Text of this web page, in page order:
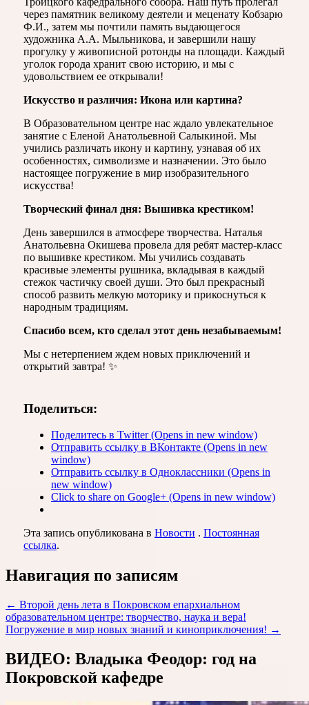
через памятник великому деятели и меценату Кобзарю
Ф.И., затем мы почтили память выдающегося
художника А.А. Мыльникова, и завершили нашу
прогулку у живописной ротонды на площади. Каждый
уголок города хранит свою историю, и мы с
удовольствием ее открывали!
Искусство и различия: Икона или картина?
В Образовательном центре нас ждало увлекательное
занятие с Еленой Анатольевной Салыкиной. Мы
учились различать икону и картину, узнавая об их
особенностях, символизме и назначении. Это было
настоящее погружение в мир изобразительного
искусства!
Творческий финал дня: Вышивка крестиком!
День завершился в атмосфере творчества. Наталья
Анатольевна Окишева провела для ребят мастер-класс
по вышивке крестиком. Мы учились создавать
красивые элементы рушника, вкладывая в каждый
стежок частичку своей души. Это был прекрасный
способ развить мелкую моторику и прикоснуться к
народным традициям.
Спасибо всем, кто сделал этот день незабываемым!
Мы с нетерпением ждем новых приключений и
открытий завтра! ✨
Поделиться:
Поделитесь в Twitter (Opens in new window)
Отправить ссылку в ВКонтакте (Opens in new
window)
Отправить ссылку в Одноклассники (Opens in
new window)
Click to share on Google+ (Opens in new window)
Эта запись опубликована в Новости . Постоянная
ссылка.
Навигация по записям
← Второй день лета в Покровском епархиальном
образовательном центре: творчество, наука и вера!
Погружение в мир новых знаний и киноприключения! →
ВИДЕО: Владыка Феодор: год на
Покровской кафедре